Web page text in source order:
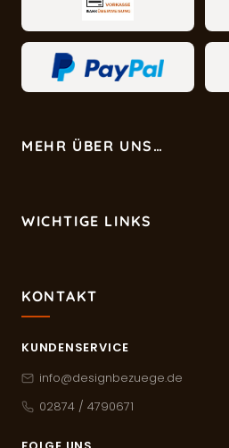
MEHR ÜBER UNS…
WICHTIGE LINKS
KONTAKT
KUNDENSERVICE
info@designbezuege.de
02874 / 4790671